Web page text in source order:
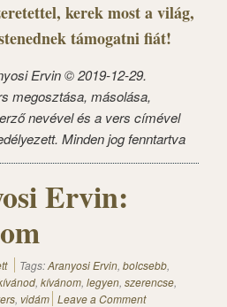
kerek most a világ,
támogatni fiát!
Ervin © 2019-12-29.
megosztása, másolása,
nevével és a vers címével
Minden jog fenntartva
Ervin:
Tags:Aranyosi Ervin, bolcsebb,
, kívánom, legyen, szerencse,
, vidám Leave a Comment